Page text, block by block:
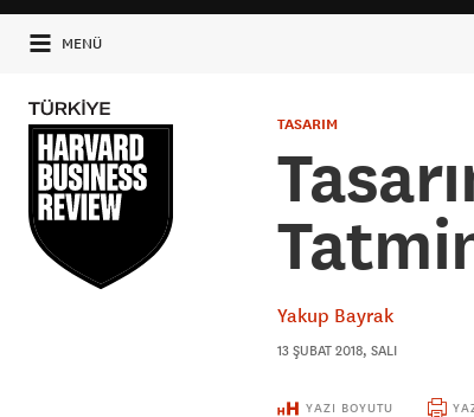
MENÜ
TASARIM
Yakup Bayrak
13 ŞUBAT 2018, SALI
YAZI BOYUTU